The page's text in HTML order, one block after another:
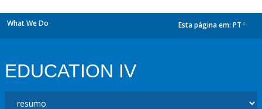
What We Do Esta página em: PT
EDUCATION IV